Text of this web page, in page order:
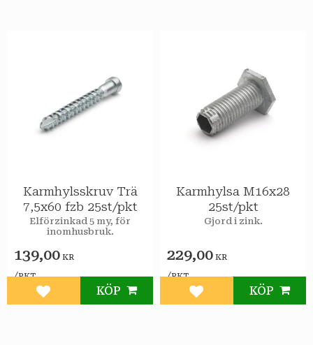
Karmhylsskruv Trä
7,5x60 fzb 25st/pkt
Elförzinkad 5 my, för
inomhusbruk.
139,00 KR
/PKT
Lägg till i favoriter
KÖP
Karmhylsa M16x28
25st/pkt
Gjord i zink.
229,00 KR
/PKT
Lägg till i favoriter
KÖP